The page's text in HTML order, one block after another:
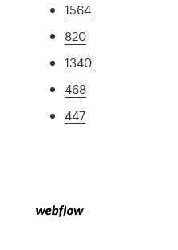
1564
820
1340
468
447